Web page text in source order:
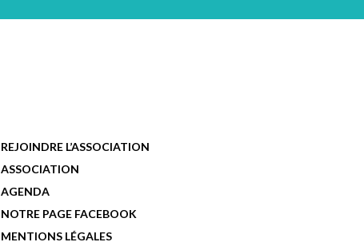
REJOINDRE L’ASSOCIATION
ASSOCIATION
AGENDA
NOTRE PAGE FACEBOOK
MENTIONS LÉGALES